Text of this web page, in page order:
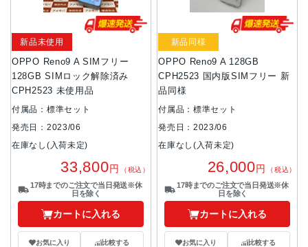
OPPO Reno9 A SIMフリー
128GB SIMロック解除済み
CPH2523 未使用品
新品未使用
付属品：標準セット
発売日：2023/06
在庫なし(入荷未定)
33,800円 （税込）
17時までのご注文で当日発送※休
日を除く
カートに入れる
お気に入り 比較する
OPPO Reno9 A 128GB
CPH2523 国内版SIMフリー 新
品同様
新品同様
付属品：標準セット
発売日：2023/06
在庫なし(入荷未定)
26,000円 （税込）
17時までのご注文で当日発送※休
日を除く
カートに入れる
お気に入り 比較する